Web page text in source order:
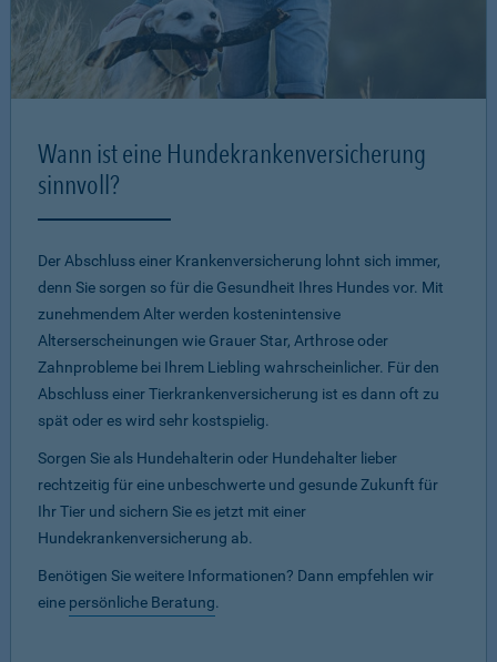
Wann ist eine Hundekrankenversicherung
sinnvoll?
Der Abschluss einer Krankenversicherung lohnt sich immer,
denn Sie sorgen so für die Gesundheit Ihres Hundes vor. Mit
zunehmendem Alter werden kostenintensive
Alterserscheinungen wie Grauer Star, Arthrose oder
Zahnprobleme bei Ihrem Liebling wahrscheinlicher. Für den
Abschluss einer Tierkrankenversicherung ist es dann oft zu
spät oder es wird sehr kostspielig.
Sorgen Sie als Hundehalterin oder Hundehalter lieber
rechtzeitig für eine unbeschwerte und gesunde Zukunft für
Ihr Tier und sichern Sie es jetzt mit einer
Hundekrankenversicherung ab.
Benötigen Sie weitere Informationen? Dann empfehlen wir
eine persönliche Beratung.